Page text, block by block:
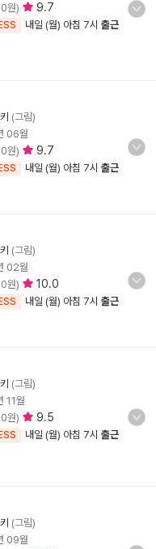
원) 9.7
내일 (월) 아침 7시 출근
(그림)
06월
원) 9.7
내일 (월) 아침 7시 출근
(그림)
02월
원) 10.0
내일 (월) 아침 7시 출근
(그림)
11월
원) 9.5
내일 (월) 아침 7시 출근
(그림)
09월